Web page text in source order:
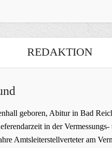
REDAKTION
geboren, Abitur in Bad
in der
Amtsleiterstellverteter am